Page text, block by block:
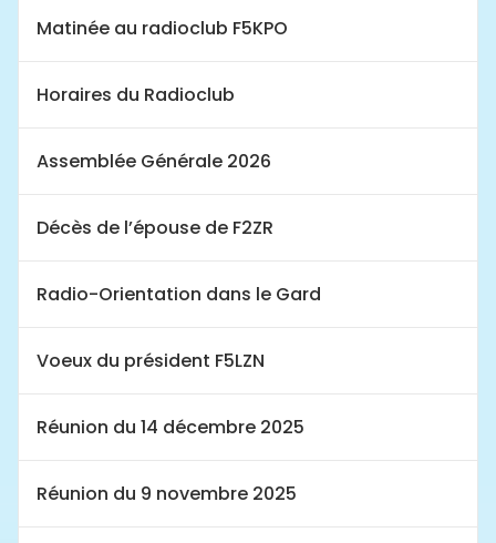
Matinée au radioclub F5KPO
Horaires du Radioclub
Assemblée Générale 2026
Décès de l’épouse de F2ZR
Radio-Orientation dans le Gard
Voeux du président F5LZN
Réunion du 14 décembre 2025
Réunion du 9 novembre 2025